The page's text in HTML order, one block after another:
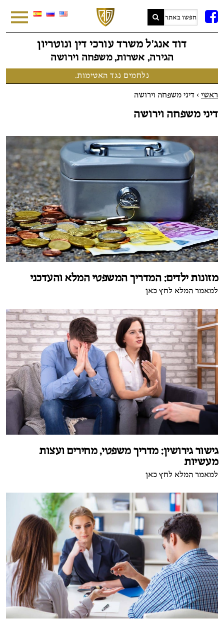
FB
דוד אנג׳ל משרד עורכי דין ונוטריון
הגירה, אשרות, משפחה וירושה
נלחמים נגד האטימות.
ראשי > דיני משפחה וירושה
דיני משפחה וירושה
מזונות ילדים: המדריך המשפטי המלא והעדכני
למאמר המלא לחץ כאן
גישור גירושין: מדריך משפטי, מחירים ועצות
מעשיות
למאמר המלא לחץ כאן